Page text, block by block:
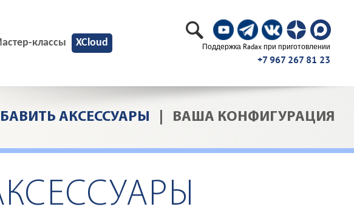
классы XCloud Поддержка Radax при приготовлении
+7 967 267 81 23
АКСЕССУАРЫ ВАША КОНФИГУРАЦИЯ